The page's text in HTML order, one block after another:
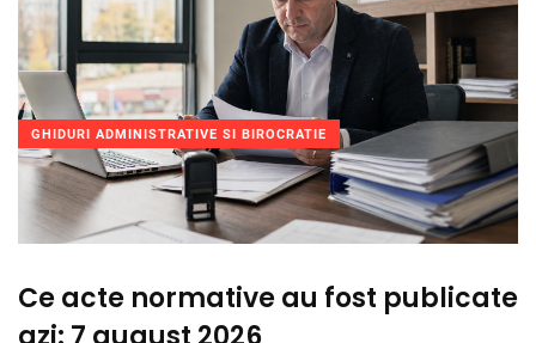
GHIDURI ADMINISTRATIVE SI BIROCRATIE
Ce acte normative au fost publicate